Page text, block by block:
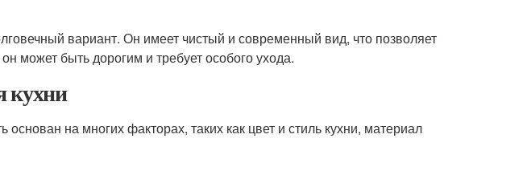
вариант. Он имеет чистый и современный вид, что позволяет
может быть дорогим и требует особого ухода.
кухни
на многих факторах, таких как цвет и стиль кухни, материал